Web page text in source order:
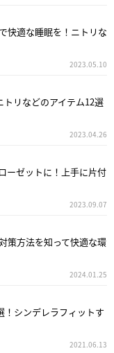
快適な睡眠を！ニトリな
2023.05.10
リなどのアイテム12選
2023.04.26
ーゼットに！上手に片付
2023.09.07
策方法を知って快適な環
2024.01.25
！シンデレラフィットす
2021.06.13